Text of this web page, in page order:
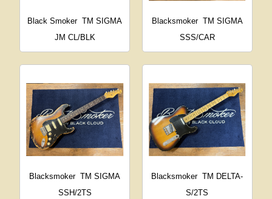
Black Smoker TM SIGMA
JM CL/BLK
Blacksmoker TM SIGMA
SSS/CAR
Blacksmoker TM SIGMA
SSH/2TS
Blacksmoker TM DELTA-
S/2TS